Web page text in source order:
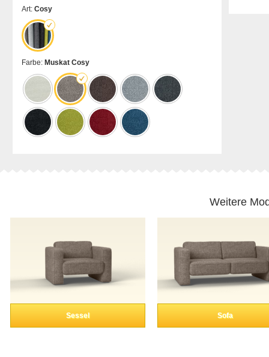
Art: Cosy
Farbe: Muskat Cosy
Weitere
Sessel Sofa